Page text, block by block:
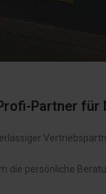
Partner für
die persönliche